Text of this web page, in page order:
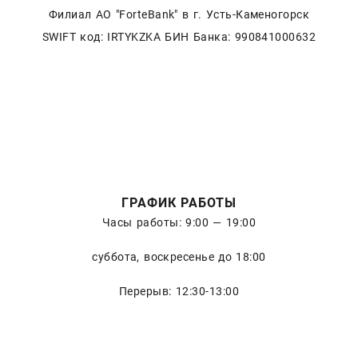
Филиал АО "ForteBank" в г. Усть-Каменогорск
SWIFT код: IRTYKZKA БИН Банка: 990841000632
ГРАФИК РАБОТЫ
Часы работы: 9:00 — 19:00
суббота, воскресенье до 18:00
Перерыв: 12:30-13:00